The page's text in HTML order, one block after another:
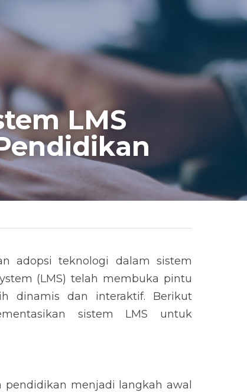
LMS
adopsi teknologi dalam sistem
(LMS) telah membuka pintu
dinamis dan interaktif. Berikut
sistem LMS untuk
menjadi langkah awal